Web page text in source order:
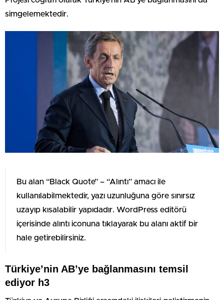
simgelemektedir.
Bu alan “Black Quote” – “Alıntı” amacı ile
kullanılabilmektedir, yazı uzunluğuna göre sınırsız
uzayıp kısalabilir yapıdadır. WordPress editörü
içerisinde alıntı iconuna tıklayarak bu alanı aktif bir
hale getirebilirsiniz.
Türkiye’nin AB’ye bağlanmasını temsil
ediyor h3